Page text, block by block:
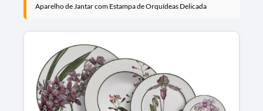
Aparelho de Jantar com Estampa de Orquídeas Delicada